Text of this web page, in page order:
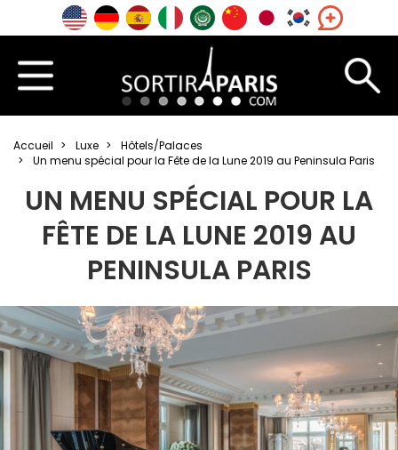
Accueil Luxe
Hôtels/Palaces
Un menu spécial pour la Fête de la Lune 2019 au Peninsula Paris
UN MENU SPÉCIAL POUR LA
FÊTE DE LA LUNE 2019 AU
PENINSULA PARIS